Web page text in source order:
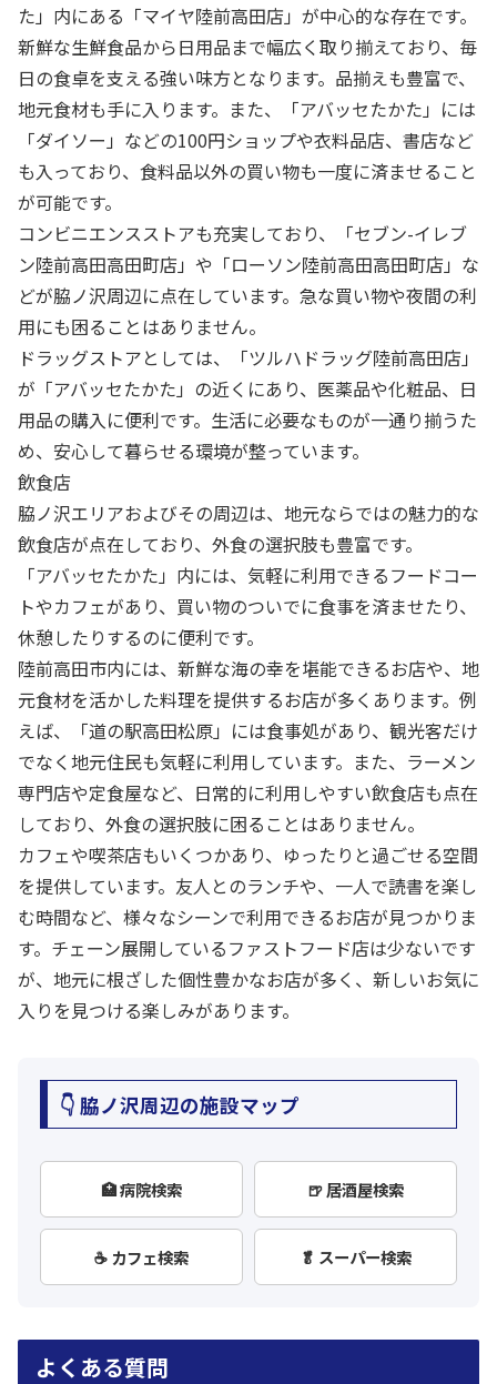
た」内にある「マイヤ陸前高田店」が中心的な存在です。
新鮮な生鮮食品から日用品まで幅広く取り揃えており、毎
日の食卓を支える強い味方となります。品揃えも豊富で、
地元食材も手に入ります。また、「アバッセたかた」には
「ダイソー」などの100円ショップや衣料品店、書店など
も入っており、食料品以外の買い物も一度に済ませること
が可能です。
コンビニエンスストアも充実しており、「セブン-イレブ
ン陸前高田高田町店」や「ローソン陸前高田高田町店」な
どが脇ノ沢周辺に点在しています。急な買い物や夜間の利
用にも困ることはありません。
ドラッグストアとしては、「ツルハドラッグ陸前高田店」
が「アバッセたかた」の近くにあり、医薬品や化粧品、日
用品の購入に便利です。生活に必要なものが一通り揃うた
め、安心して暮らせる環境が整っています。
飲食店
脇ノ沢エリアおよびその周辺は、地元ならではの魅力的な
飲食店が点在しており、外食の選択肢も豊富です。
「アバッセたかた」内には、気軽に利用できるフードコー
トやカフェがあり、買い物のついでに食事を済ませたり、
休憩したりするのに便利です。
陸前高田市内には、新鮮な海の幸を堪能できるお店や、地
元食材を活かした料理を提供するお店が多くあります。例
えば、「道の駅高田松原」には食事処があり、観光客だけ
でなく地元住民も気軽に利用しています。また、ラーメン
専門店や定食屋など、日常的に利用しやすい飲食店も点在
しており、外食の選択肢に困ることはありません。
カフェや喫茶店もいくつかあり、ゆったりと過ごせる空間
を提供しています。友人とのランチや、一人で読書を楽し
む時間など、様々なシーンで利用できるお店が見つかりま
す。チェーン展開しているファストフード店は少ないです
が、地元に根ざした個性豊かなお店が多く、新しいお気に
入りを見つける楽しみがあります。
👇 脇ノ沢周辺の施設マップ
🏥 病院検索 🍺 居酒屋検索
☕ カフェ検索 🥬 スーパー検索
よくある質問